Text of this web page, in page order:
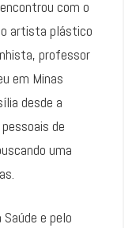
com o
artista plástico
professor
em Minas
desde a
de
uma
e pelo